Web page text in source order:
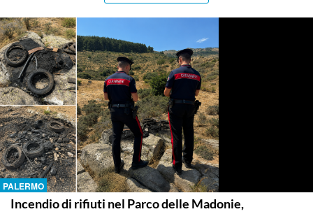
PALERMO
Incendio di rifiuti nel Parco delle Madonie,